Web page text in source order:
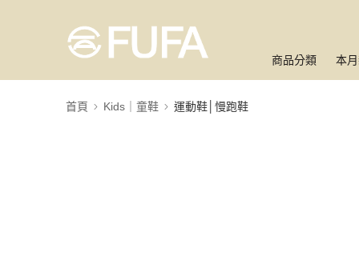
商品分類 本
首頁 Kids｜童鞋 運動鞋│慢跑鞋